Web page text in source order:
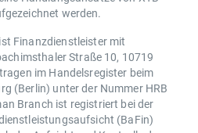
werden.
Finanzdienstleister mit
Straße 10, 10719
im Handelsregister beim
(Berlin) unter der Nummer HRB
Branch ist registriert bei der
(BaFin)